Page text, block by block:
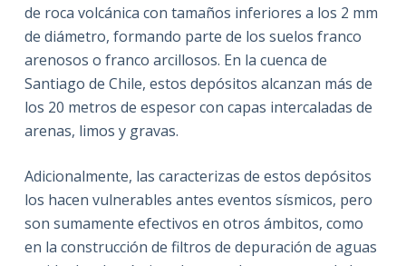
de roca volcánica con tamaños inferiores a los 2 mm
de diámetro, formando parte de los suelos franco
arenosos o franco arcillosos. En la cuenca de
Santiago de Chile, estos depósitos alcanzan más de
los 20 metros de espesor con capas intercaladas de
arenas, limos y gravas.
Adicionalmente, las caracterizas de estos depósitos
los hacen vulnerables antes eventos sísmicos, pero
son sumamente efectivos en otros ámbitos, como
en la construcción de filtros de depuración de aguas